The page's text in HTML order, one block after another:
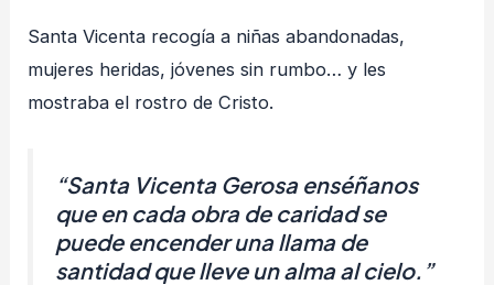
Santa Vicenta recogía a niñas abandonadas,
mujeres heridas, jóvenes sin rumbo… y les
mostraba el rostro de Cristo.
“Santa Vicenta Gerosa enséñanos
que en cada obra de caridad se
puede encender una llama de
santidad que lleve un alma al cielo.”